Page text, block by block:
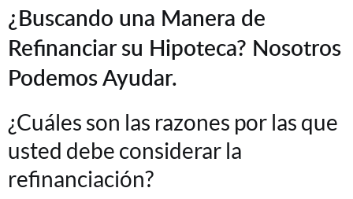
¿Buscando una Manera de
Refinanciar su Hipoteca? Nosotros
Podemos Ayudar.
¿Cuáles son las razones por las que
usted debe considerar la
refinanciación?